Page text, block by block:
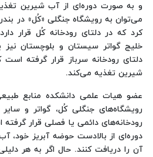
و به صورت دوره‌ای از آب شیرین
می‌توان به رویشگاه جنگلی «کُل» در
کرد که در دلتای رودخانه کُل قرار
خلیج گواتر سیستان و بلوچستان
دلتای رودخانه سرباز قرار گرفته
شیرین تغذیه می‌کند.
عضو هیات علمی دانشکده منابع
رویشگاه‌های جنگلی کُل، گواتر و
رودخانه‌های دائمی یا فصلی قرار
دوره‌ای از بالادست حوضه آبریز خود،
آن را دریافت کنند. حال اگر به هر